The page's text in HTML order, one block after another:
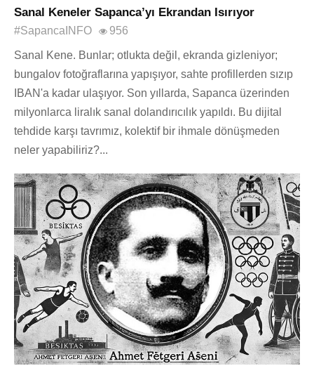
Sanal Keneler Sapanca’yı Ekrandan Isırıyor
#SapancaINFO 956
Sanal Kene. Bunlar; otlukta değil, ekranda gizleniyor;
bungalov fotoğraflarına yapışıyor, sahte profillerden sızıp
IBAN'a kadar ulaşıyor. Son yıllarda, Sapanca üzerinden
milyonlarca liralık sanal dolandırıcılık yapıldı. Bu dijital
tehdide karşı tavrımız, kolektif bir ihmale dönüşmeden
neler yapabiliriz?...